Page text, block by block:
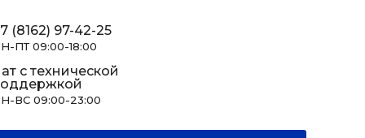
(8162) 97-42-25
ПТ 09:00-18:00
с технической
ВС 09:00-23:00